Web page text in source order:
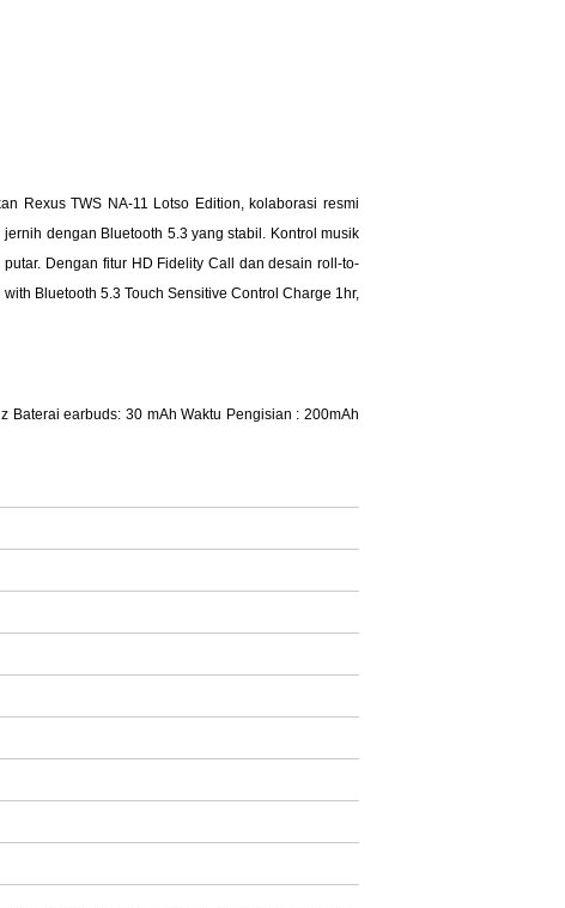
Rexus TWS NA-11 Lotso Edition, kolaborasi resmi
dengan Bluetooth 5.3 yang stabil. Kontrol musik
Dengan fitur HD Fidelity Call dan desain roll-to-
Bluetooth 5.3 Touch Sensitive Control Charge 1hr,
Baterai earbuds: 30 mAh Waktu Pengisian : 200mAh